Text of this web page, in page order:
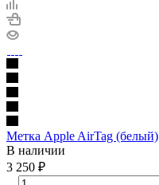
Метка Apple AirTag (белый)
В наличии
3 250 ₽